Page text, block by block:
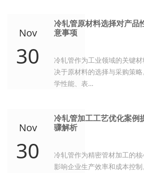
Nov
30
冷轧管原材料选择对产品
意事项
冷轧管作为工业领域的关键
决于原材料的选择与采购策
学性能、表…
Nov
30
冷轧管加工工艺优化案例
骤解析
冷轧管作为精密管材加工的
影响企业生产效率和成本控